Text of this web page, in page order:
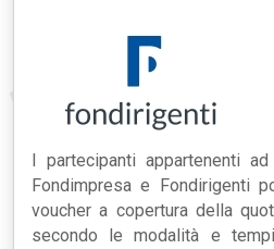
I partecipanti appartenenti
Fondimpresa e Fondirigenti
voucher a copertura della
secondo le modalità e